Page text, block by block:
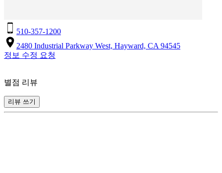
510-357-1200
2480 Industrial Parkway West, Hayward, CA 94545
정보 수정 요청
별점 리뷰
리뷰 쓰기